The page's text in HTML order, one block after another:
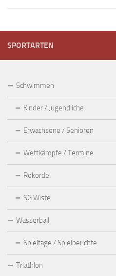
SPORTARTEN
Schwimmen
Kinder / Jugendliche
Erwachsene / Senioren
Wettkämpfe / Termine
Rekorde
SG Wiste
Wasserball
Spieltage / Spielberichte
Triathlon